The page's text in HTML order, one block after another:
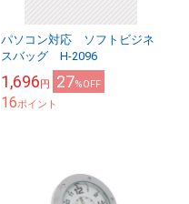
パソコン対応 ソフトビジネ
スバッグ H-2096
1,696円 27%OFF
16ポイント